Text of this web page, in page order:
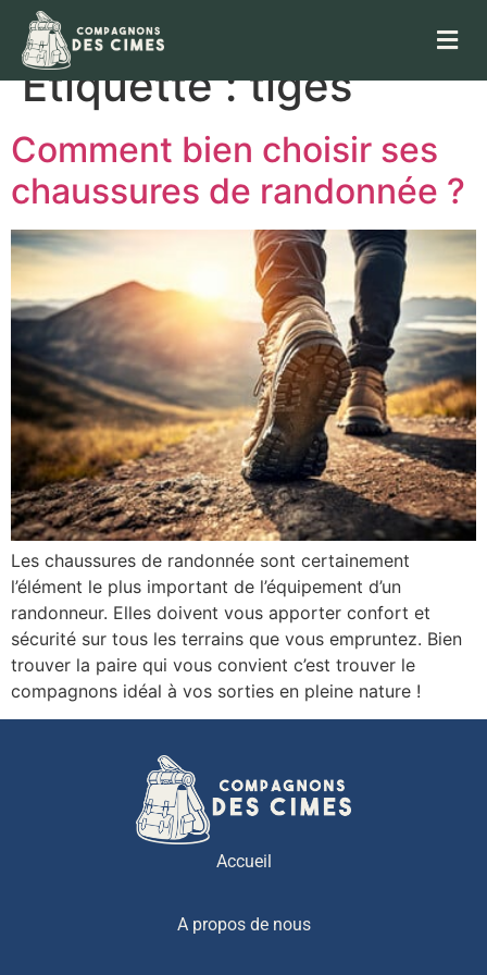
Étiquette :tiges
Comment bien choisir ses
chaussures de randonnée ?
Les chaussures de randonnée sont certainement
l’élément le plus important de l’équipement d’un
randonneur. Elles doivent vous apporter confort et
sécurité sur tous les terrains que vous empruntez. Bien
trouver la paire qui vous convient c’est trouver le
compagnons idéal à vos sorties en pleine nature !
Accueil
A propos de nous